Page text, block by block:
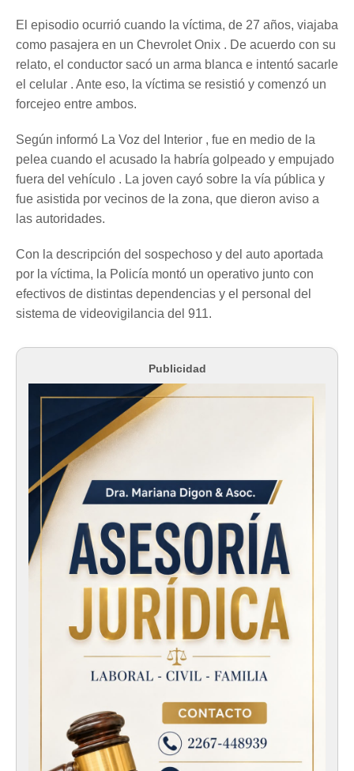
El episodio ocurrió cuando la víctima, de 27 años, viajaba
como pasajera en un Chevrolet Onix . De acuerdo con su
relato, el conductor sacó un arma blanca e intentó sacarle
el celular . Ante eso, la víctima se resistió y comenzó un
forcejeo entre ambos.
Según informó La Voz del Interior , fue en medio de la
pelea cuando el acusado la habría golpeado y empujado
fuera del vehículo . La joven cayó sobre la vía pública y
fue asistida por vecinos de la zona, que dieron aviso a
las autoridades.
Con la descripción del sospechoso y del auto aportada
por la víctima, la Policía montó un operativo junto con
efectivos de distintas dependencias y el personal del
sistema de videovigilancia del 911.
Publicidad